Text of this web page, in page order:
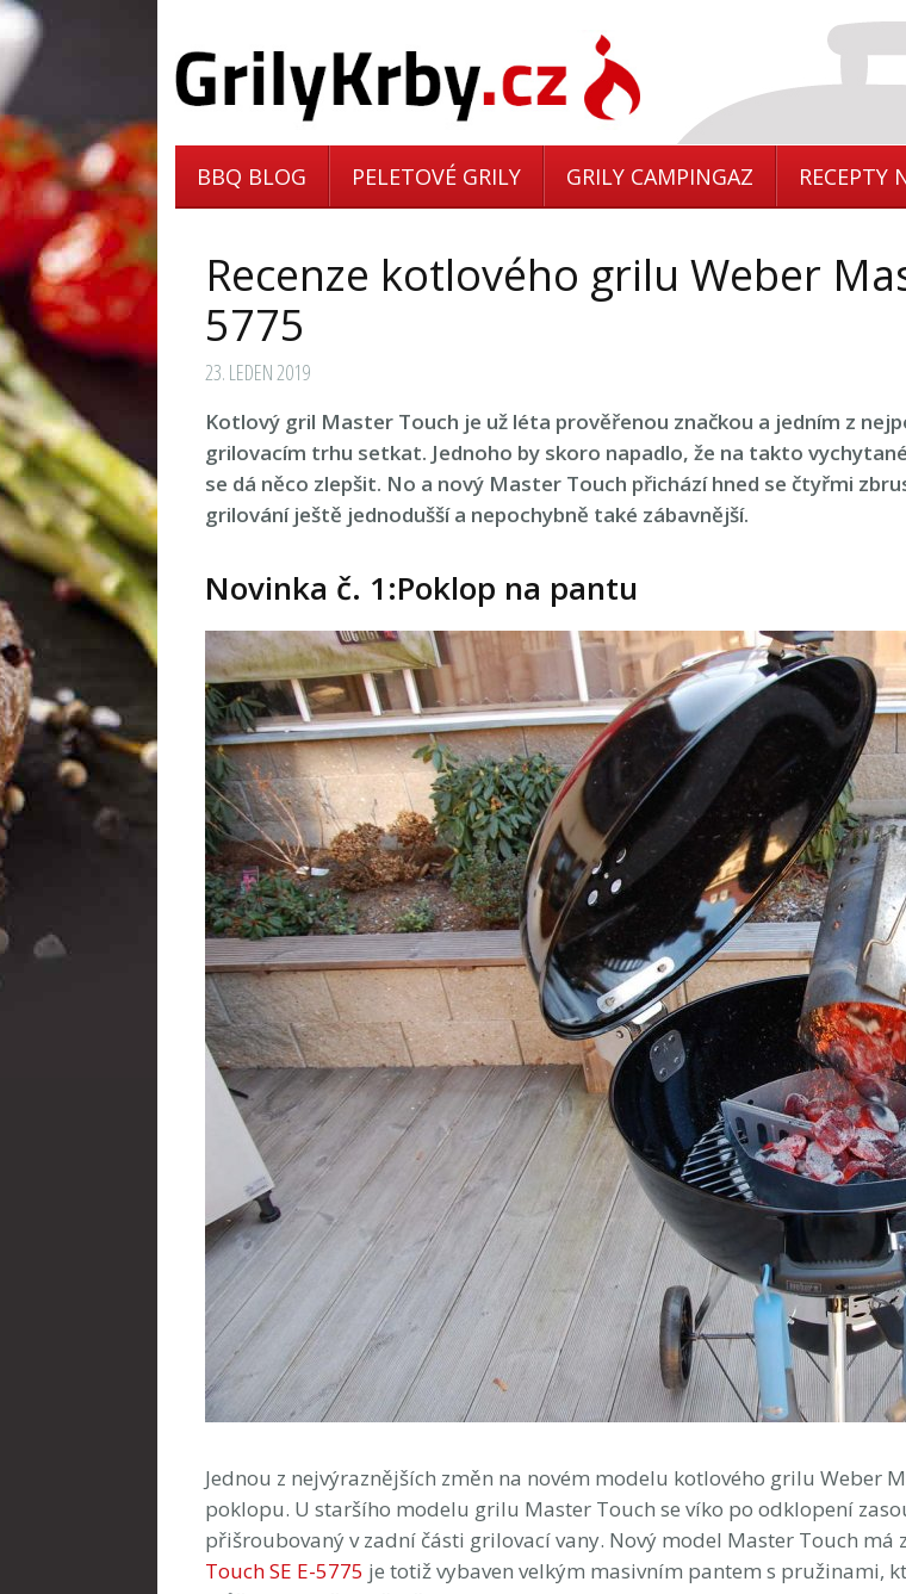
BBQ BLOG PELETOVÉ GRILY GRILY CAMPINGAZ RECEPTY
Recenze kotlového grilu Weber
5775
23. LEDEN 2019
Kotlový gril Master Touch je už léta prověřenou značkou a jedním z
grilovacím trhu setkat. Jednoho by skoro napadlo, že na takto
se dá něco zlepšit. No a nový Master Touch přichází hned se čtyřmi
grilování ještě jednodušší a nepochybně také zábavnější.
Novinka č. 1:Poklop na pantu
Jednou z nejvýraznějších změn na novém modelu kotlového grilu Weber
poklopu. U staršího modelu grilu Master Touch se víko po odklopení
přišroubovaný v zadní části grilovací vany. Nový model Master Touch
Touch SE E-5775 je totiž vybaven velkým masivním pantem s pružinami,